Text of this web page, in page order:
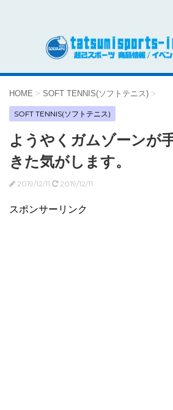
HOME > SOFT TENNIS(ソフトテニス) >
SOFT TENNIS(ソフトテニス)
ようやくガムゾーンが
きた気がします。
2019/12/11 2019/12/11
スポンサーリンク